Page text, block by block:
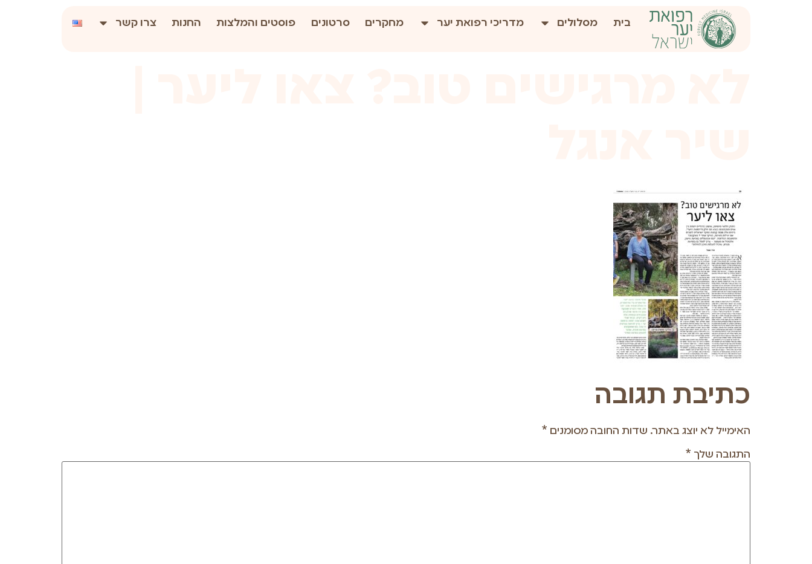
בית
מסלולים מדריכי רפואת יער מחקרים סרטונים פוסטים והמלצות החנות צרו קשר
כתיבת תגובה
האימייל לא יוצג באתר. שדות החובה מסומנים *
התגובה שלך *